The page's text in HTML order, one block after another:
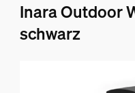
Inara Outdoor
schwarz